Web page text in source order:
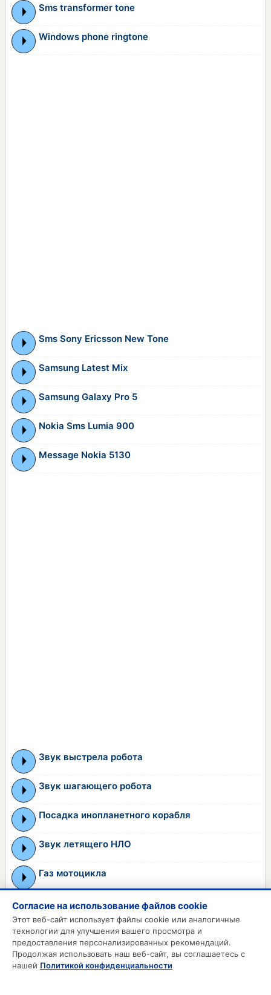
Sms transformer tone
Windows phone ringtone
Sms Sony Ericsson New Tone
Samsung Latest Mix
Samsung Galaxy Pro 5
Nokia Sms Lumia 900
Message Nokia 5130
Звук выстрела робота
Звук шагающего робота
Посадка инопланетного корабля
Звук летящего НЛО
Газ мотоцикла
← 1 ... 6 7 8 9
10
11
12 13 14 ... 20 →
MP3 РИНГТОНЫ
Согласие на использование файлов cookie
Этот веб-сайт использует файлы cookie или аналогичные
технологии для улучшения вашего просмотра и
предоставления персонализированных рекомендаций.
Продолжая использовать наш веб-сайт, вы соглашаетесь с
нашей Политикой конфиденциальности